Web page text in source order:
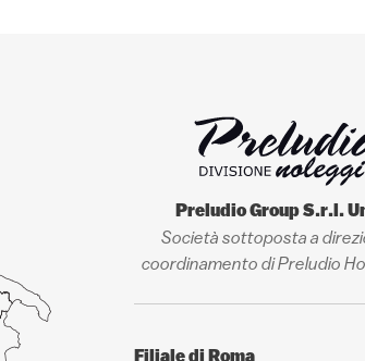
Preludio Group S.r.l.
Società sottoposta a
coordinamento di Preludio
Filiale di Roma